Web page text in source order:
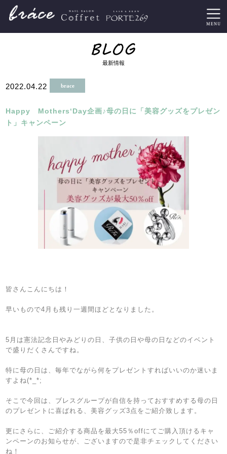
最新情報
2022.04.22 brace
Happy Mothers‘Day企画♪母の日に「美容グッズをプレゼン
ト」キャンペーン
皆さんこんにちは！
早いもので4月も残り一週間ほどとなりました。
5月は憲法記念日やみどりの日、子供の日や母の日などのイベント
で盛りだくさんですね。
特に母の日は、毎年でながら何をプレゼントすればいいのか迷いま
すよね(*_*;
そこで今回は、ブレスグループが自信を持っておすすめする母の日
のプレゼントに喜ばれる、美容グッズ3点をご紹介致します。
更にさらに、ご紹介する商品を最大55％offにてご購入頂けるキャ
ンペーンのお知らせが、ございますので是非チェックしてください
ね！